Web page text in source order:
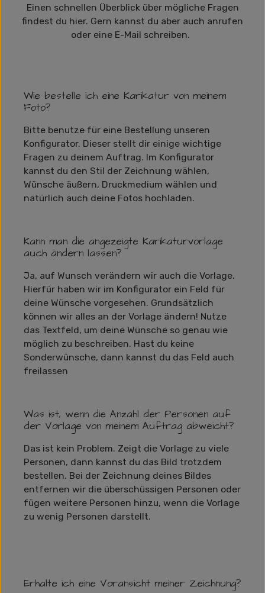
Einen schnellen Überblick über mögliche Fragen
findest du hier. Gern kannst du aber auch anrufen
oder eine E-Mail schreiben.
Wie bestelle ich eine Karikatur von meinem
Foto?
Bitte benutze für eine Bestellung unseren
Konfigurator. Dieser stellt dir einige wichtige
Fragen zu deinem Auftrag. Im Konfigurator
kannst du den Stil der Zeichnung wählen,
Wünsche äußern, Druckmedium wählen und
natürlich auch deine Fotos hochladen.
Kann man die angezeigte Karikaturvorlage
auch ändern lassen?
Ja, auf Wunsch verändern wir auch die Vorlage.
Hierfür haben wir im Konfigurator ein Feld für
deine Wünsche vorgesehen. Grundsätzlich
können wir alles an der Vorlage ändern! Nutze
das Textfeld, um deine Wünsche so genau wie
möglich zu beschreiben. Hast du keine
Sonderwünsche, dann kannst du das Feld auch
freilassen
Was ist, wenn die Anzahl der Personen auf
der Vorlage von meinem Auftrag abweicht?
Das ist kein Problem. Zeigt die Vorlage zu viele
Personen, dann kannst du das Bild trotzdem
bestellen. Bei der Zeichnung deines Bildes
entfernen wir die überschüssigen Personen oder
fügen weitere Personen hinzu, wenn die Vorlage
zu wenig Personen darstellt.
Erhalte ich eine Voransicht meiner Zeichnung?